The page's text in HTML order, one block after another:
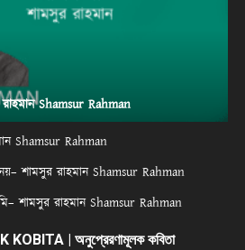
Shamsur Rahman
Shamsur Rahman
শামসুর রাহমান Shamsur Rahman
শামসুর রাহমান Shamsur Rahman
| অনুপ্রেরণামূলক কবিতা